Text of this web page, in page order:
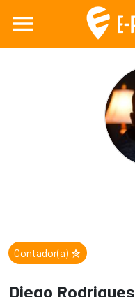
Contador(a)
Diego Rodrigues